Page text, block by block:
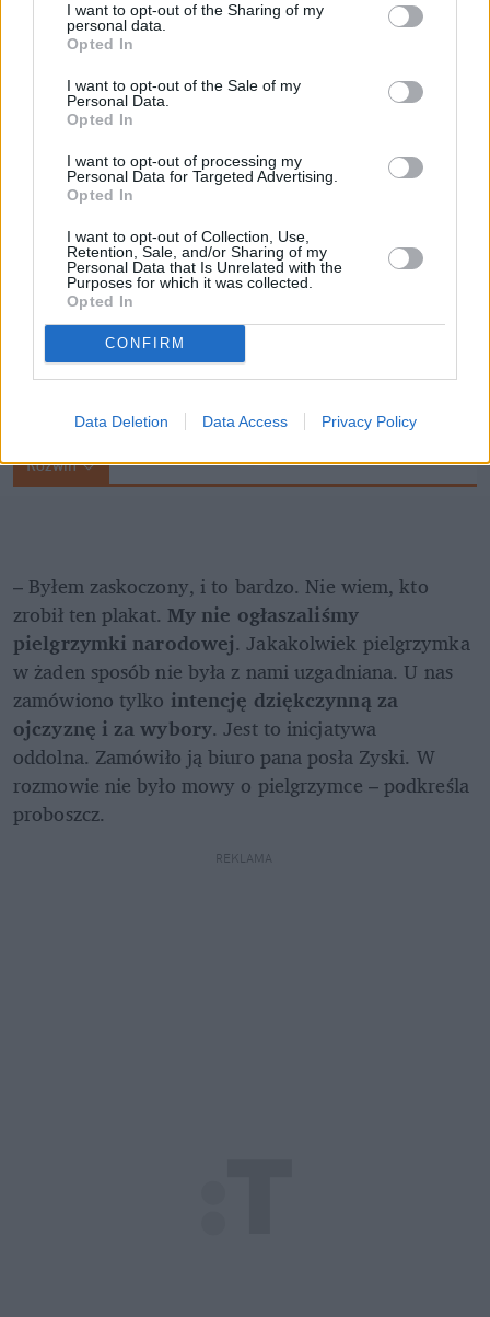
I want to opt-out of the Sharing of my
personal data.
Opted In
I want to opt-out of the Sale of my
Personal Data.
Opted In
I want to opt-out of processing my
Personal Data for Targeted Advertising.
Opted In
I want to opt-out of Collection, Use,
Retention, Sale, and/or Sharing of my
Personal Data that Is Unrelated with the
Purposes for which it was collected.
Opted In
CONFIRM
Data Deletion Data Access Privacy Policy
Zamieściły go lokalne media, przekazują je również
politycy PiS – zrobił to m.in. poseł Ireneusz Zyska z
Dolnego Śląska, ale też Przemysław Czarnek. Dzięki
niemu informacja dotarła na drugi koniec Polski.
Portal Lublin24.pl pisze: "Przemysław Czarnek
zaprasza na pielgrzymkę. Z okazji wyboru Karola
Rozwiń
– Byłem zaskoczony, i to bardzo. Nie wiem, kto
zrobił ten plakat. My nie ogłaszaliśmy
pielgrzymki narodowej. Jakakolwiek pielgrzymka
w żaden sposób nie była z nami uzgadniana. U nas
zamówiono tylko intencję dziękczynną za
ojczyznę i za wybory. Jest to inicjatywa
oddolna. Zamówiło ją biuro pana posła Zyski. W
rozmowie nie było mowy o pielgrzymce – podkreśla
proboszcz.
REKLAMA